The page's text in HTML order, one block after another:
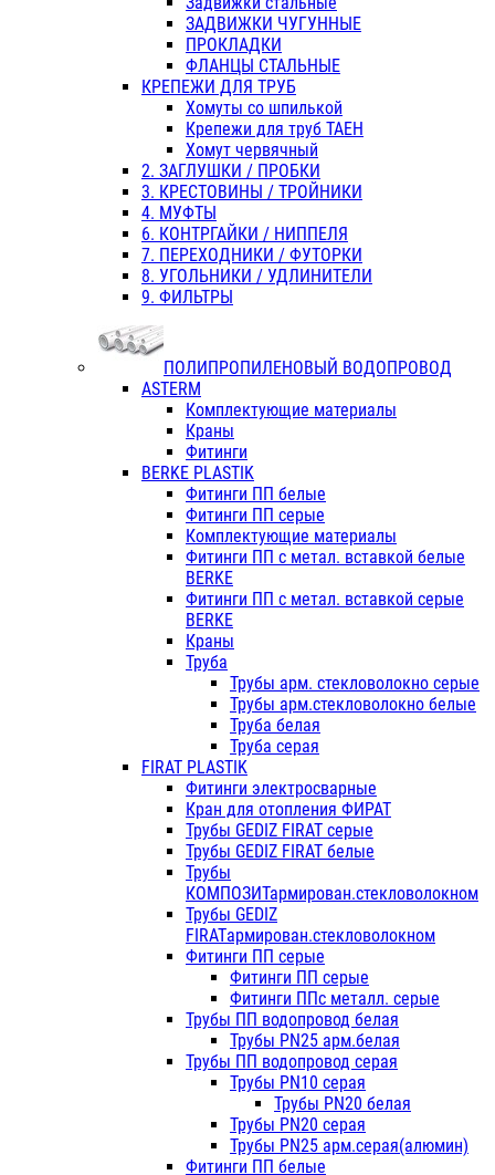
ЗАДВИЖКИ ЧУГУННЫЕ
ПРОКЛАДКИ
ФЛАНЦЫ СТАЛЬНЫЕ
КРЕПЕЖИ ДЛЯ ТРУБ
Хомуты со шпилькой
Крепежи для труб ТАЕН
Хомут червячный
2. ЗАГЛУШКИ / ПРОБКИ
3. КРЕСТОВИНЫ / ТРОЙНИКИ
4. МУФТЫ
6. КОНТРГАЙКИ / НИППЕЛЯ
7. ПЕРЕХОДНИКИ / ФУТОРКИ
8. УГОЛЬНИКИ / УДЛИНИТЕЛИ
9. ФИЛЬТРЫ
ПОЛИПРОПИЛЕНОВЫЙ ВОДОПРОВОД
ASTERM
Комплектующие материалы
Краны
Фитинги
BERKE PLASTIK
Фитинги ПП белые
Фитинги ПП серые
Комплектующие материалы
Фитинги ПП с метал. вставкой белые
BERKE
Фитинги ПП с метал. вставкой серые
BERKE
Краны
Труба
Трубы арм. стекловолокно серые
Трубы арм.стекловолокно белые
Труба белая
Труба серая
FIRAT PLASTIK
Фитинги электросварные
Кран для отопления ФИРАТ
Трубы GEDIZ FIRAT серые
Трубы GEDIZ FIRAT белые
Трубы
КОМПОЗИТармирован.стекловолокном
Трубы GEDIZ
FIRATармирован.стекловолокном
Фитинги ПП серые
Фитинги ПП серые
Фитинги ППс металл. серые
Трубы ПП водопровод белая
Трубы PN25 арм.белая
Трубы ПП водопровод серая
Трубы PN10 серая
Трубы PN20 белая
Трубы PN20 серая
Трубы PN25 арм.серая(алюмин)
Фитинги ПП белые